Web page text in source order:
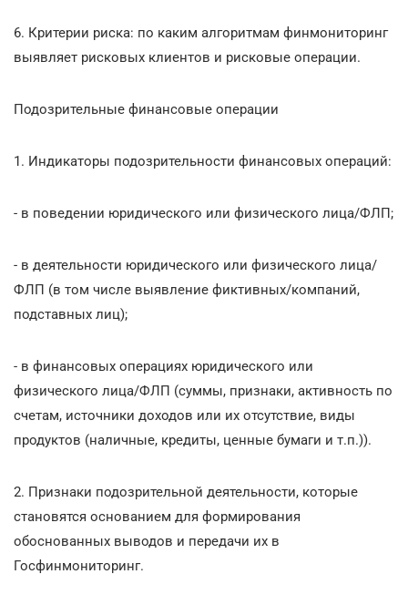
6. Критерии риска: по каким алгоритмам финмониторинг
выявляет рисковых клиентов и рисковые операции.
Подозрительные финансовые операции
1. Индикаторы подозрительности финансовых операций:
- в поведении юридического или физического лица/ФЛП;
- в деятельности юридического или физического лица/
ФЛП (в том числе выявление фиктивных/компаний,
подставных лиц);
- в финансовых операциях юридического или
физического лица/ФЛП (суммы, признаки, активность по
счетам, источники доходов или их отсутствие, виды
продуктов (наличные, кредиты, ценные бумаги и т.п.)).
2. Признаки подозрительной деятельности, которые
становятся основанием для формирования
обоснованных выводов и передачи их в
Госфинмониторинг.